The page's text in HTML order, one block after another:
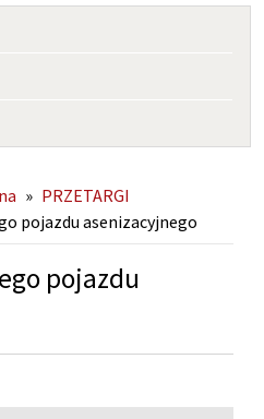
» PRZETARGI
pojazdu asenizacyjnego
pojazdu